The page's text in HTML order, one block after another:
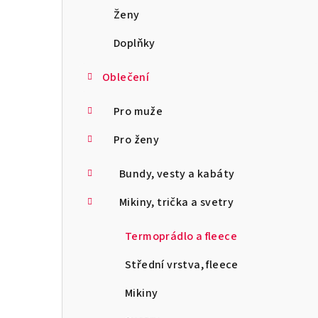
Ženy
Doplňky
Oblečení
Pro muže
Pro ženy
Bundy, vesty a kabáty
Mikiny, trička a svetry
Termoprádlo a fleece
Střední vrstva, fleece
Mikiny